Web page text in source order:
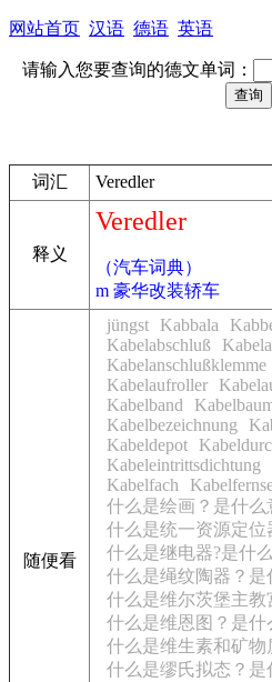
网站首页 汉语 德语 英语
请输入您要查询的德文单词：
词汇 Veredler
释义
Veredler
（汽车词典）
m 豪华改装轿车
随便看
jüngst Kabbala
Kabelabschluß
Kabelanschlußklemme
Kabelaufroller
Kabelband
Kabelbezeichnung
Kabeldepot
Kabeleintrittsdichtung
Kabelfach
什么是绘画？是什么
什么是统一资源定位
什么是继电器?是什
什么是绳纹陶器？是
什么是维尔茨堡主教
什么是维恩图？是什
什么是维生素和矿物
什么是缪氏拟态？是